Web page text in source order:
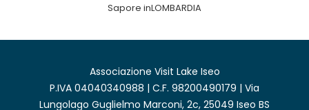
Sapore inLOMBARDIA
Associazione Visit Lake Iseo
P.IVA 04040340988 | C.F. 98200490179 | Via
Lungolago Guglielmo Marconi, 2c, 25049 Iseo BS